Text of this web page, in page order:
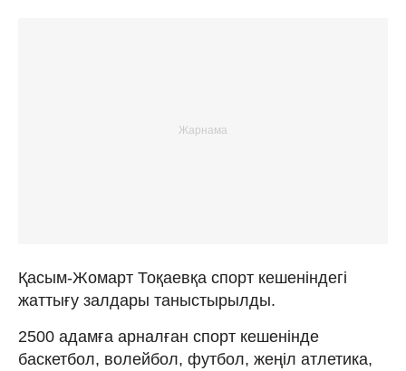
Қасым-Жомарт Тоқаевқа спорт кешеніндегі
жаттығу залдары таныстырылды.
2500 адамға арналған спорт кешенінде
баскетбол, волейбол, футбол, жеңіл атлетика,